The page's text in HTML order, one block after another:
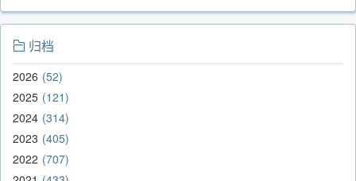
归档
2026 52
2025 121
2024 314
2023 405
2022 707